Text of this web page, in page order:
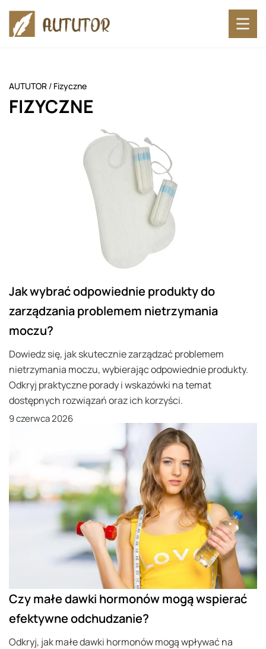
AUTUTOR / Fizyczne
FIZYCZNE
Jak wybrać odpowiednie produkty do
zarządzania problemem nietrzymania
moczu?
Dowiedz się, jak skutecznie zarządzać problemem
nietrzymania moczu, wybierając odpowiednie produkty.
Odkryj praktyczne porady i wskazówki na temat
dostępnych rozwiązań oraz ich korzyści.
9 czerwca 2026
Czy małe dawki hormonów mogą wspierać
efektywne odchudzanie?
Odkryj, jak małe dawki hormonów mogą wpływać na